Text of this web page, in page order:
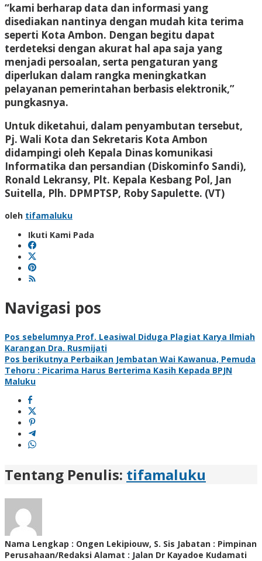
“kami berharap data dan informasi yang
disediakan nantinya dengan mudah kita terima
seperti Kota Ambon. Dengan begitu dapat
terdeteksi dengan akurat hal apa saja yang
menjadi persoalan, serta pengaturan yang
diperlukan dalam rangka meningkatkan
pelayanan pemerintahan berbasis elektronik,”
pungkasnya.
Untuk diketahui, dalam penyambutan tersebut,
Pj. Wali Kota dan Sekretaris Kota Ambon
didampingi oleh Kepala Dinas komunikasi
Informatika dan persandian (Diskominfo Sandi),
Ronald Lekransy, Plt. Kepala Kesbang Pol, Jan
Suitella, Plh. DPMPTSP, Roby Sapulette. (VT)
oleh tifamaluku
Ikuti Kami Pada
Navigasi pos
Pos sebelumnya Prof. Leasiwal Diduga Plagiat Karya Ilmiah
Karangan Dra. Rusmijati
Pos berikutnya Perbaikan Jembatan Wai Kawanua, Pemuda
Tehoru : Picarima Harus Berterima Kasih Kepada BPJN
Maluku
Tentang Penulis: tifamaluku
Nama Lengkap : Ongen Lekipiouw, S. Sis Jabatan : Pimpinan
Perusahaan/Redaksi Alamat : Jalan Dr Kayadoe Kudamati